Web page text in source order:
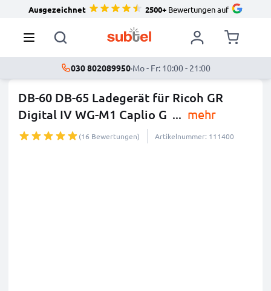
Ausgezeichnet 2500+Bewertungen auf
030 802089950·Mo - Fr: 10:00 - 21:00
DB-60 DB-65 Ladegerät für Ricoh GR
Digital IV WG-M1 Caplio G ... mehr
(16 Bewertungen) Artikelnummer: 111400